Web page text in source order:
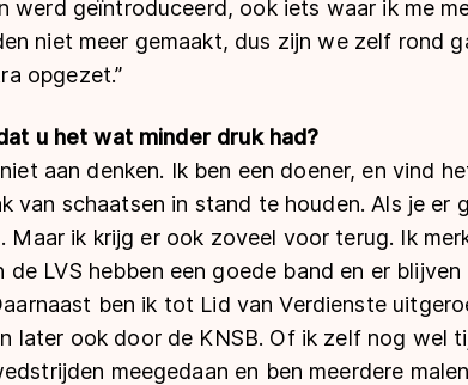
werd geïntroduceerd, ook iets waar ik me
niet meer gemaakt, dus zijn we zelf rond
opgezet.”
u het wat minder druk had?
aan denken. Ik ben een doener, en vind
van schaatsen in stand te houden. Als je er
Maar ik krijg er ook zoveel voor terug. Ik
LVS hebben een goede band en er blijven
ben ik tot Lid van Verdienste
later ook door de KNSB. Of ik zelf nog wel
meegedaan en ben meerdere